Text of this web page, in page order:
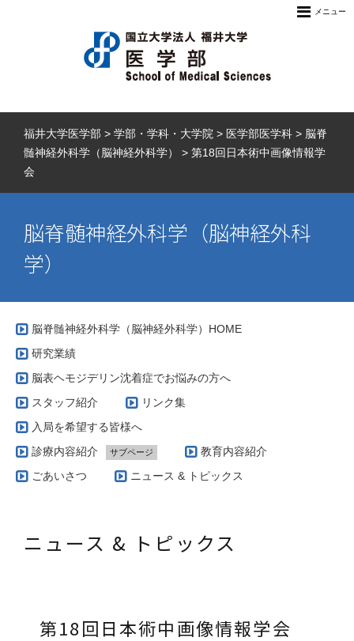
メニュー
福井大学医学部 > 学部・学科・大学院 > 医学部医学科 > 脳脊
髄神経外科学（脳神経外科学）
> 第18回日本術中画像情報学
会
脳脊髄神経外科学（脳神経外科
学）
脳脊髄神経外科学（脳神経外科学）HOME
研究業績
脳表ヘモジデリン沈着症でお悩みの方へ
スタッフ紹介
リンク集
入局を希望する皆様へ
診療内容紹介
サブページ
当科で扱う疾患とその治療方針（脳腫瘍編）
AVM専門外来
教育内容紹介
ごあいさつ
ニュース & トピックス
ニュース & トピックス
第18回日本術中画像情報学会